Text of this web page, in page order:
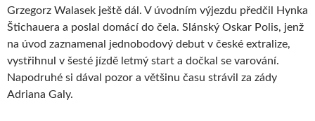
Grzegorz Walasek ještě dál. V úvodním výjezdu předčil Hynka
Štichauera a poslal domácí do čela. Slánský Oskar Polis, jenž
na úvod zaznamenal jednobodový debut v české extralize,
vystřihnul v šesté jízdě letmý start a dočkal se varování.
Napodruhé si dával pozor a většinu času strávil za zády
Adriana Galy.